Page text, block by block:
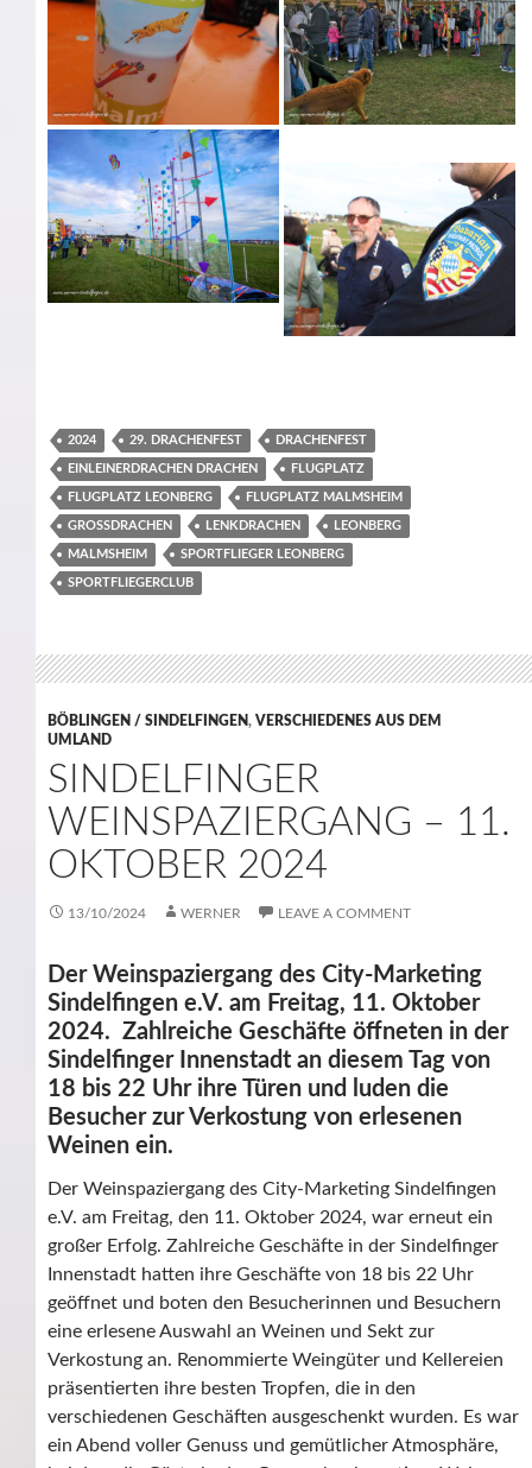
2024 29. DRACHENFEST DRACHENFEST
EINLEINERDRACHEN DRACHEN FLUGPLATZ
FLUGPLATZ LEONBERG FLUGPLATZ MALMSHEIM
GROSSDRACHEN LENKDRACHEN LEONBERG
MALMSHEIM SPORTFLIEGER LEONBERG
SPORTFLIEGERCLUB
BÖBLINGEN / SINDELFINGEN, VERSCHIEDENES AUS DEM
UMLAND
SINDELFINGER
WEINSPAZIERGANG – 11.
OKTOBER 2024
13/10/2024 WERNER LEAVE A COMMENT
Der Weinspaziergang des City-Marketing
Sindelfingen e.V. am Freitag, 11. Oktober
2024. Zahlreiche Geschäfte öffneten in der
Sindelfinger Innenstadt an diesem Tag von
18 bis 22 Uhr ihre Türen und luden die
Besucher zur Verkostung von erlesenen
Weinen ein.
Der Weinspaziergang des City-Marketing Sindelfingen
e.V. am Freitag, den 11. Oktober 2024, war erneut ein
großer Erfolg. Zahlreiche Geschäfte in der Sindelfinger
Innenstadt hatten ihre Geschäfte von 18 bis 22 Uhr
geöffnet und boten den Besucherinnen und Besuchern
eine erlesene Auswahl an Weinen und Sekt zur
Verkostung an. Renommierte Weingüter und Kellereien
präsentierten ihre besten Tropfen, die in den
verschiedenen Geschäften ausgeschenkt wurden. Es war
ein Abend voller Genuss und gemütlicher Atmosphäre,